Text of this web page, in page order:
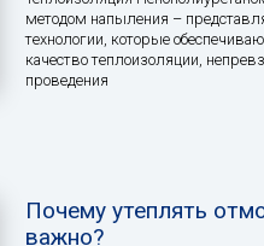
методом напыления –
технологии, которые
качество теплоизоляции,
проведения
Почему утеплять
важно?